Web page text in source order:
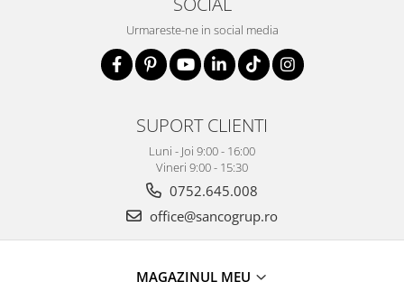
Urmareste-ne in social media
SUPORT CLIENTI
Luni - Joi 9:00 - 16:00
Vineri 9:00 - 15:30
0752.645.008
office@sancogrup.ro
MAGAZINUL MEU